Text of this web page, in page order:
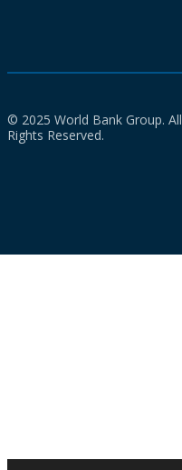
© 2025 World Bank Group. All
Rights Reserved.